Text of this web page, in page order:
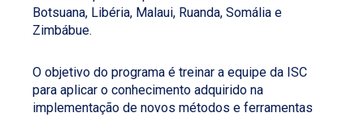
Botsuana, Libéria, Malaui, Ruanda, Somália e
Zimbábue.
O objetivo do programa é treinar a equipe da ISC
para aplicar o conhecimento adquirido na
implementação de novos métodos e ferramentas